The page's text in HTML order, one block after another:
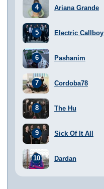
Ariana Grande
Electric Callboy
Pashanim
Cordoba78
The Hu
Sick Of It All
Dardan